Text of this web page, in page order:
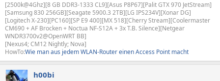
[2500k@4Ghz][8 GB DDR3-1333 CL9][Asus P8P67][Palit GTX 970 JetStream]
[Samsung 830 256GB][Seagate 5900.3 2TB][LG IPS234V][Xonar DG]
[Logitech X-230][PC160][SP E9 400][MX 518][Cherry Stream][Coolermaster
CM690 + AF Brocken + Noctua NF-S12A + 3x T.B. Silence][Netgear
WNDR3700v2@OpenWRT BB]
[Nexus4; CM12 Nightly; Nova]
HowTo:Wie man aus jedem WLAN-Router einen Access Point macht
h00bi